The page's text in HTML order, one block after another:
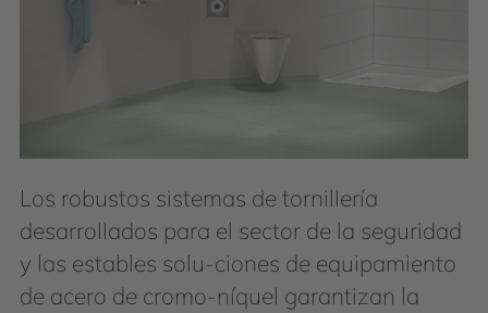
Los robustos sistemas de tornillería
desarrollados para el sector de la seguridad
y las estables solu-ciones de equipamiento
de acero de cromo-níquel garantizan la